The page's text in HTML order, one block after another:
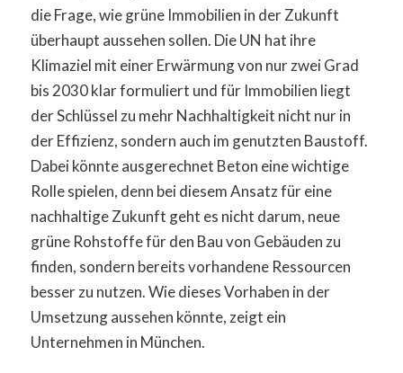
die Frage, wie grüne Immobilien in der Zukunft
überhaupt aussehen sollen. Die UN hat ihre
Klimaziel mit einer Erwärmung von nur zwei Grad
bis 2030 klar formuliert und für Immobilien liegt
der Schlüssel zu mehr Nachhaltigkeit nicht nur in
der Effizienz, sondern auch im genutzten Baustoff.
Dabei könnte ausgerechnet Beton eine wichtige
Rolle spielen, denn bei diesem Ansatz für eine
nachhaltige Zukunft geht es nicht darum, neue
grüne Rohstoffe für den Bau von Gebäuden zu
finden, sondern bereits vorhandene Ressourcen
besser zu nutzen. Wie dieses Vorhaben in der
Umsetzung aussehen könnte, zeigt ein
Unternehmen in München.